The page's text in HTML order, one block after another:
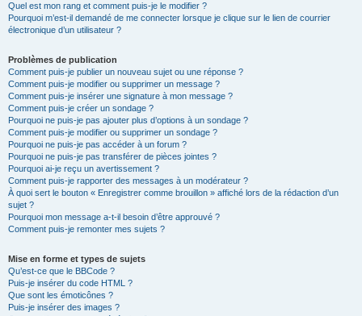
Quel est mon rang et comment puis-je le modifier ?
Pourquoi m’est-il demandé de me connecter lorsque je clique sur le lien de courrier
électronique d’un utilisateur ?
Problèmes de publication
Comment puis-je publier un nouveau sujet ou une réponse ?
Comment puis-je modifier ou supprimer un message ?
Comment puis-je insérer une signature à mon message ?
Comment puis-je créer un sondage ?
Pourquoi ne puis-je pas ajouter plus d’options à un sondage ?
Comment puis-je modifier ou supprimer un sondage ?
Pourquoi ne puis-je pas accéder à un forum ?
Pourquoi ne puis-je pas transférer de pièces jointes ?
Pourquoi ai-je reçu un avertissement ?
Comment puis-je rapporter des messages à un modérateur ?
À quoi sert le bouton « Enregistrer comme brouillon » affiché lors de la rédaction d’un
sujet ?
Pourquoi mon message a-t-il besoin d’être approuvé ?
Comment puis-je remonter mes sujets ?
Mise en forme et types de sujets
Qu’est-ce que le BBCode ?
Puis-je insérer du code HTML ?
Que sont les émoticônes ?
Puis-je insérer des images ?